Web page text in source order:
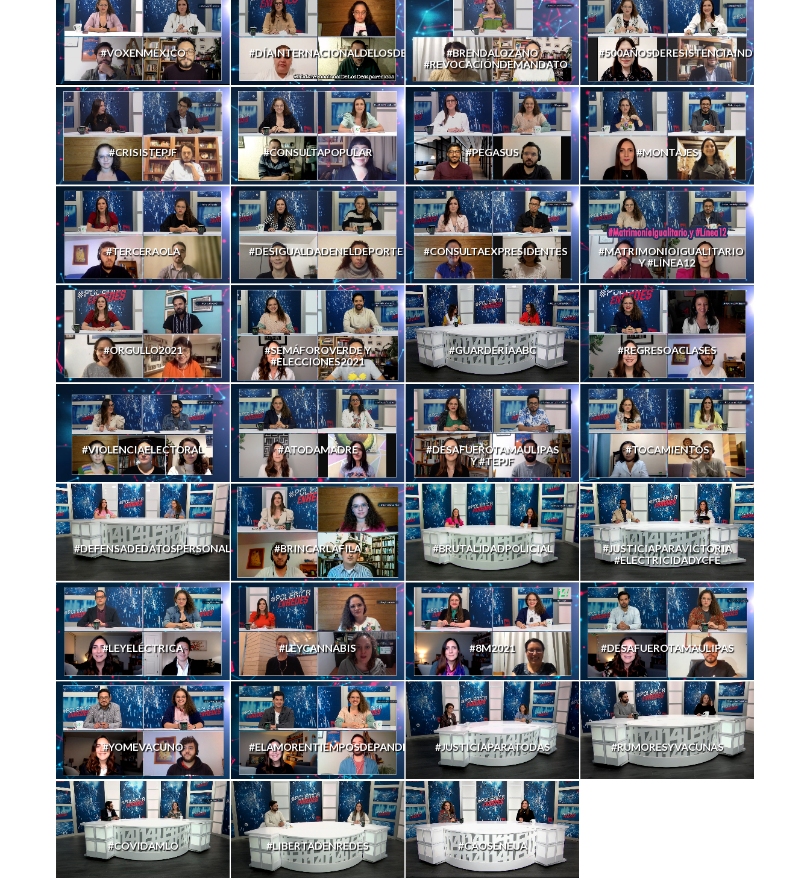
#VOXENMÉXICO #DÍAINTERNACIONALDELOSDESAPARECIDOS#BRENDALOZANO
#REVOCACIÓNDEMANDATO
#500AÑOSDERESISTENCIAINDÍGENA
#CRISISTEPJF #CONSULTAPOPULAR #PEGASUS #MONTAJES
#TERCERAOLA #DESIGUALDADENELDEPORTE #CONSULTAEXPRESIDENTES
#MATRIMONIOIGUALITARIO
Y #LÍNEA12
#ORGULLO2021
#SEMÁFOROVERDE Y
#ELECCIONES2021
#GUARDERÍAABC #REGRESOACLASES
#VIOLENCIAELECTORAL #ATODAMADRE
#DESAFUEROTAMAULIPAS
Y #TEPJF
#TOCAMIENTOS
#DEFENSADEDATOSPERSONALES #BRINCARLAFILA #BRUTALIDADPOLICIAL
#JUSTICIAPARAVICTORIA
#ELECTRICIDADYCFE
#LEYELÉCTRICA #LEYCANNABIS #8M2021 #DESAFUEROTAMAULIPAS
#YOMEVACUNO #ELAMORENTIEMPOSDEPANDEMIA #JUSTICIAPARATODAS #RUMORESYVACUNAS
#COVIDAMLO #LIBERTADENREDES #CAOSENEUA